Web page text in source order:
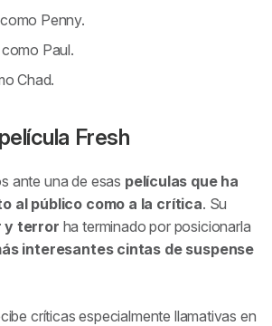
como Penny.
Paul.
Chad.
Fresh
ante una de esas películas que ha
al público como a la crítica. Su
y terror ha terminado por posicionarla
interesantes cintas de suspense
críticas especialmente llamativas en